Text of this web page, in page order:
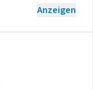
Anzeigen